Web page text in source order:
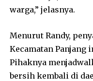
warga,” jelasnya.
Menurut Randy,
Kecamatan Panjang
Pihaknya
bersih kembali di